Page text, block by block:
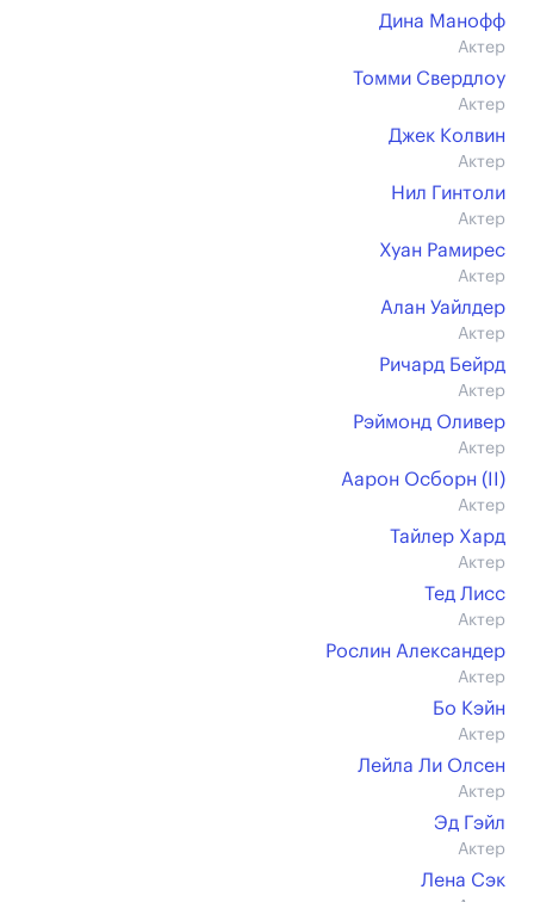
Дина Манофф
Актер
Томми Свердлоу
Актер
Джек Колвин
Актер
Нил Гинтоли
Актер
Хуан Рамирес
Актер
Алан Уайлдер
Актер
Ричард Бейрд
Актер
Рэймонд Оливер
Актер
Аарон Осборн (II)
Актер
Тайлер Хард
Актер
Тед Лисс
Актер
Рослин Александер
Актер
Бо Кэйн
Актер
Лейла Ли Олсен
Актер
Эд Гэйл
Актер
Лена Сэк